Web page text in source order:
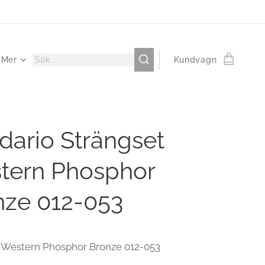
Mer Kundvagn
Strängset
Phosphor
012-053
Phosphor Bronze 012-053